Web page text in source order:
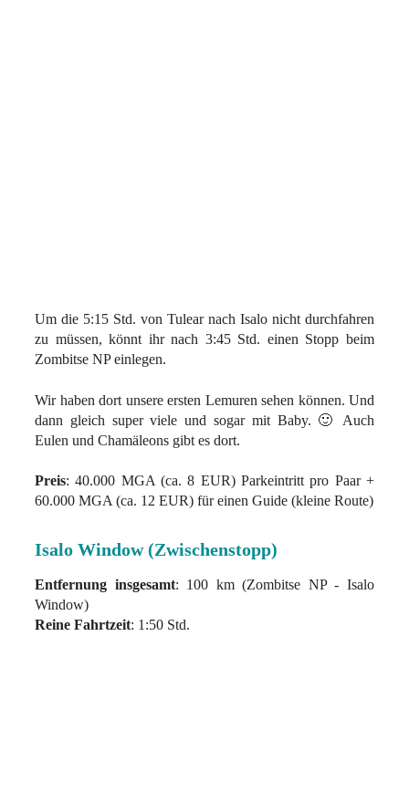
Um die 5:15 Std. von Tulear nach Isalo nicht durchfahren
zu müssen, könnt ihr nach 3:45 Std. einen Stopp beim
Zombitse NP einlegen.
Wir haben dort unsere ersten Lemuren sehen können. Und
dann gleich super viele und sogar mit Baby. 🙂 Auch
Eulen und Chamäleons gibt es dort.
Preis: 40.000 MGA (ca. 8 EUR) Parkeintritt pro Paar +
60.000 MGA (ca. 12 EUR) für einen Guide (kleine Route)
Isalo Window (Zwischenstopp)
Entfernung insgesamt: 100 km (Zombitse NP - Isalo
Window)
Reine Fahrtzeit: 1:50 Std.